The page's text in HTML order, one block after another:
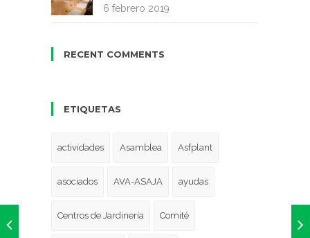
6 febrero 2019
RECENT COMMENTS
ETIQUETAS
actividades Asamblea Asfplant
asociados AVA-ASAJA ayudas
Centros de Jardinería Comité